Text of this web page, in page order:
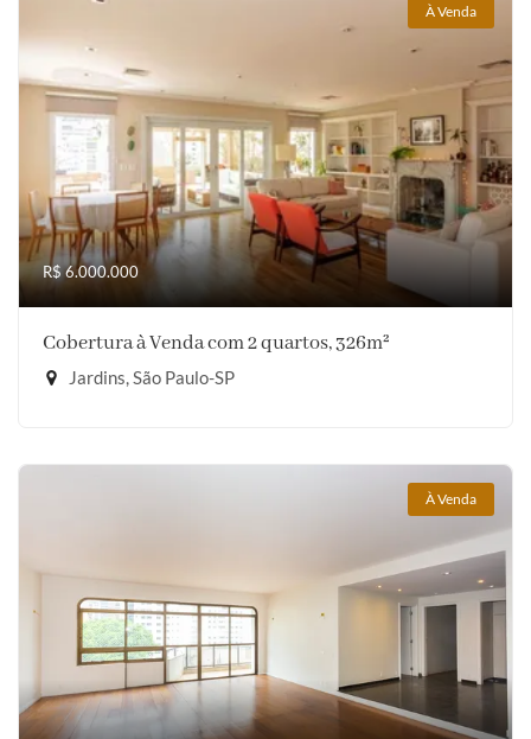
À Venda
R$ 6.000.000
Cobertura à Venda com 2 quartos, 326m²
Jardins, São Paulo-SP
À Venda